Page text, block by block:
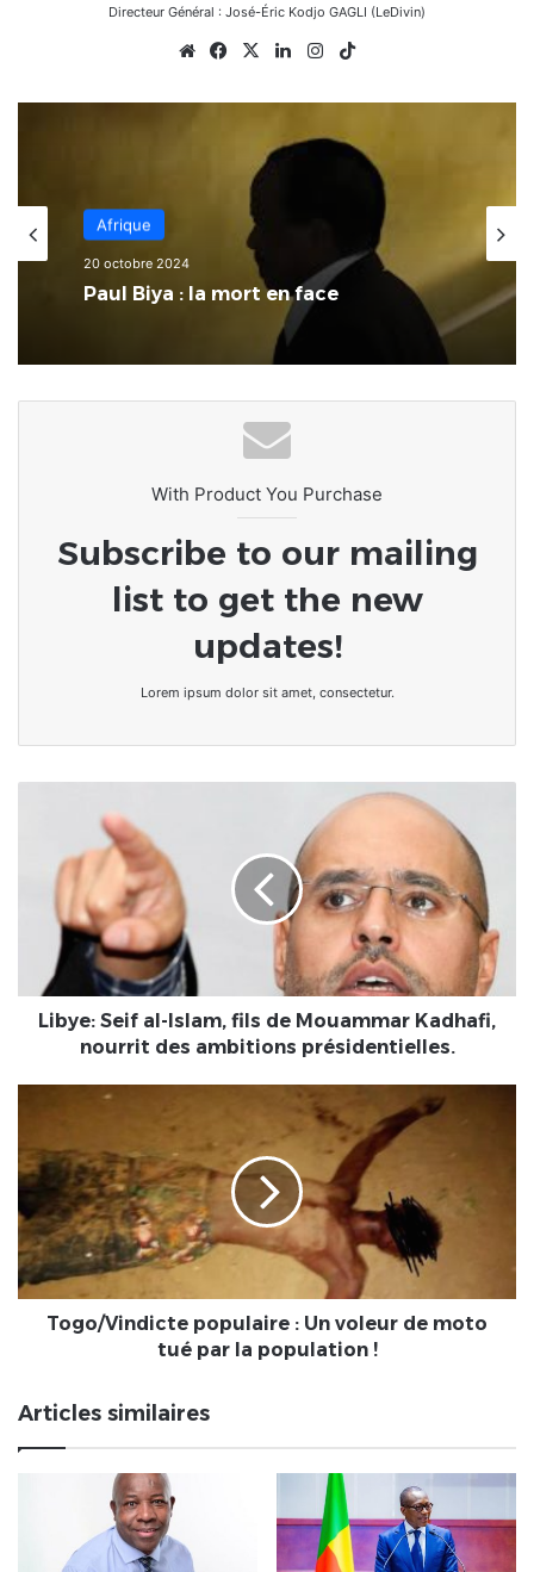
Directeur Général : José-Éric Kodjo GAGLI (LeDivin)
WebsiteFacebook
X LinkedinInstagram
Afrique
20 octobre 2024
Paul Biya : la mort en face
With Product You Purchase
Subscribe to our mailing
list to get the new
updates!
Lorem ipsum dolor sit amet, consectetur.
Mouammar
Kadhafi,
nourrit
Libye: Seif al-Islam, fils de Mouammar Kadhafi,
nourrit des ambitions présidentielles.
Un
voleur
de
moto
tué
par
Togo/Vindicte populaire : Un voleur de moto
tué par la population !
Articles similaires